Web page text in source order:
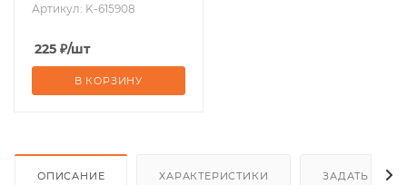
Артикул: K-615908
225 ₽/шт
В КОРЗИНУ
ОПИСАНИЕ ХАРАКТЕРИСТИКИ ЗАДАТЬ